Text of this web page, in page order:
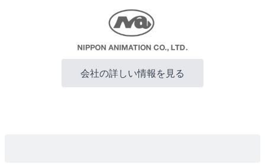
会社の詳しい情報を見る